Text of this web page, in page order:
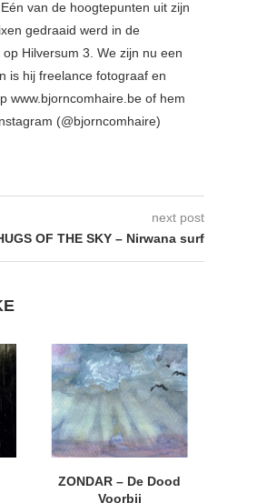
van de hoogtepunten uit zijn
gedraaid werd in de
Hilversum 3. We zijn nu een
is hij freelance fotograaf en
www.bjorncomhaire.be of hem
(@bjorncomhaire)
next post
OF THE SKY – Nirwana surf
ZONDAR – De Dood
Voorbij